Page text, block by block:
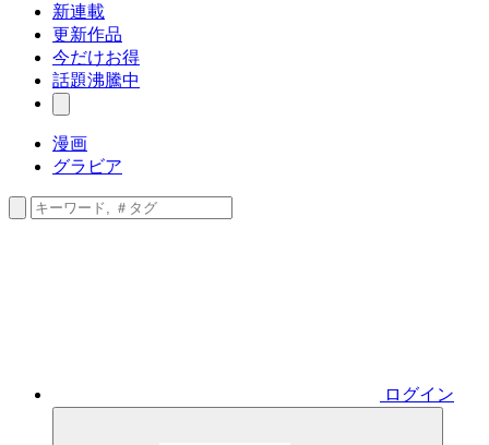
新連載
更新作品
今だけお得
話題沸騰中
漫画
グラビア
ログイン